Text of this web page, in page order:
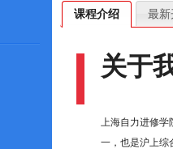
课程介绍 最新
关于
上海自力进修
一，也是沪上综